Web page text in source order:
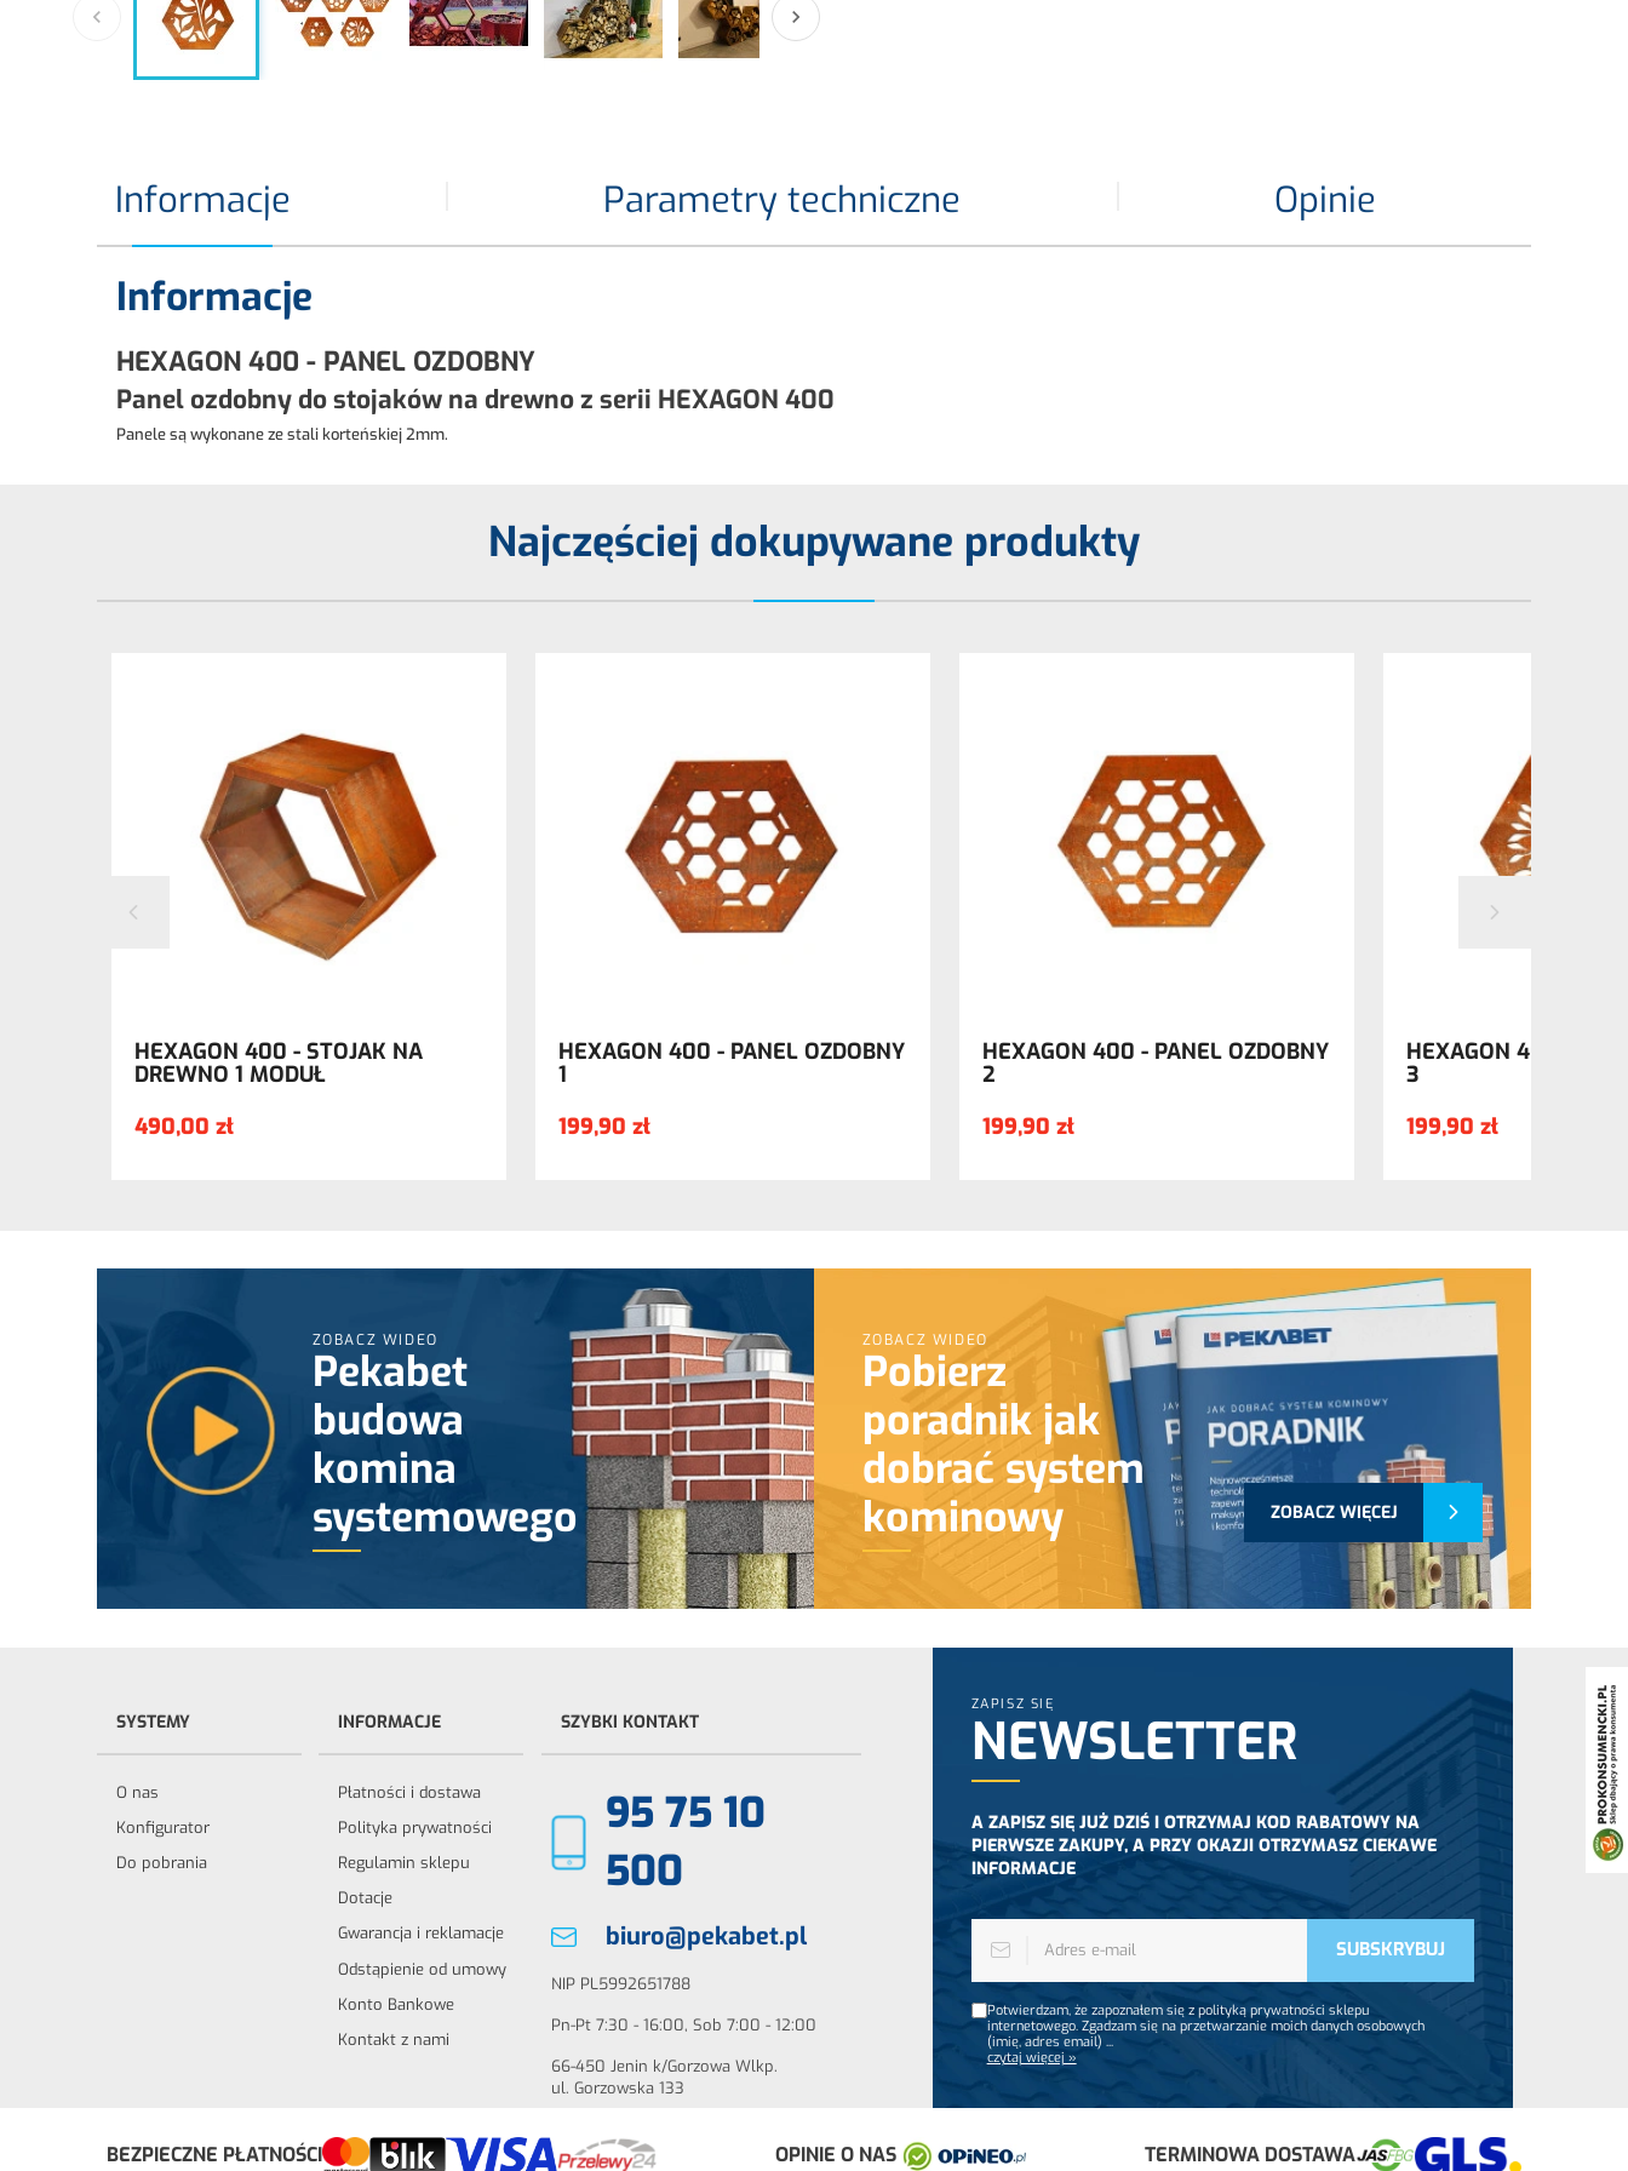
 
Informacje Parametry techniczne Opinie
Informacje
HEXAGON 400 - PANEL OZDOBNY
Panel ozdobny do stojaków na drewno z serii HEXAGON 400
Panele są wykonane ze stali korteńskiej 2mm.
Najczęściej dokupywane produkty
HEXAGON 400 - STOJAK NA
DREWNO 1 MODUŁ
490,00 zł
HEXAGON 400 - PANEL OZDOBNY
1
199,90 zł
HEXAGON 400 - PANEL OZDOBNY
2
199,90 zł
HEXAGON 400 -
3
199,90 zł
ZOBACZ WIDEO
Pekabet
budowa
komina
systemowego
ZOBACZ WIDEO
Pobierz
poradnik jak
dobrać system
kominowy
ZOBACZ WIĘCEJ
SYSTEMY
O nas
Konfigurator
Do pobrania
INFORMACJE
Płatności i dostawa
Polityka prywatności
Regulamin sklepu
Dotacje
Gwarancja i reklamacje
Odstąpienie od umowy
Konto Bankowe
Kontakt z nami
SZYBKI KONTAKT
95 75 10
500
biuro@pekabet.pl
NIP PL5992651788
Pn-Pt 7:30 - 16:00, Sob 7:00 - 12:00
66-450 Jenin k/Gorzowa Wlkp.
ul. Gorzowska 133
Odstąp od umowy tutaj
ZAPISZ SIĘ
NEWSLETTER
A ZAPISZ SIĘ JUŻ DZIŚ I OTRZYMAJ KOD RABATOWY NA
PIERWSZE ZAKUPY, A PRZY OKAZJI OTRZYMASZ CIEKAWE
INFORMACJE
Potwierdzam, że zapoznałem się z polityką prywatności sklepu
internetowego. Zgadzam się na przetwarzanie moich danych osobowych
(imię, adres email) ...
czytaj więcej »
BEZPIECZNE PŁATNOŚCI OPINIE O NAS TERMINOWA DOSTAWA